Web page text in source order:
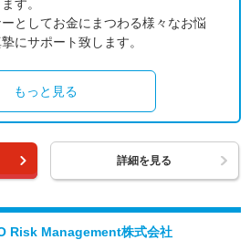
す。
としてお金にまつわる様々なお悩
にサポート致します。
もっと見る
詳細を見る
Risk Management株式会社